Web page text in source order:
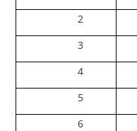
2
3
4
5
6